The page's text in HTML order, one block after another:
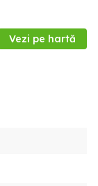
Vezi pe hartă